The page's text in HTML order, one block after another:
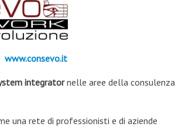
www.consevo.it
integratornelle aree della consulenza
una rete di professionisti e di aziende